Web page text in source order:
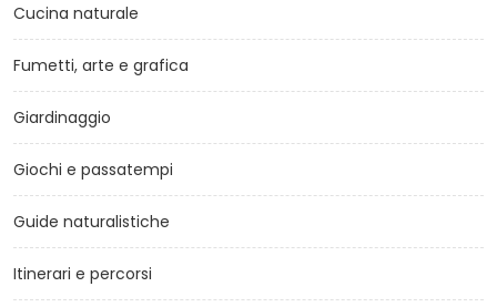
Cucina naturale
Fumetti, arte e grafica
Giardinaggio
Giochi e passatempi
Guide naturalistiche
Itinerari e percorsi